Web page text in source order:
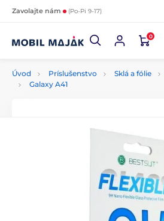
Zavolajte nám (Po-Pi 9-17)
0
Úvod Príslušenstvo Sklá a fólie
Galaxy A41